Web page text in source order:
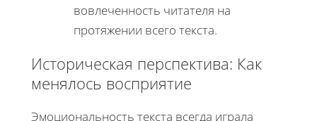
вовлеченность читателя на
протяжении всего текста.
Историческая перспектива: Как
менялось восприятие
Эмоциональность текста всегда играла